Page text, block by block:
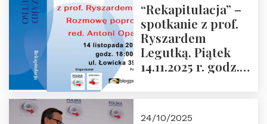
“Rekapitulacja” –
spotkanie z prof.
Ryszardem
Legutką. Piątek
14.11.2025 r. godz.
24/10/2025